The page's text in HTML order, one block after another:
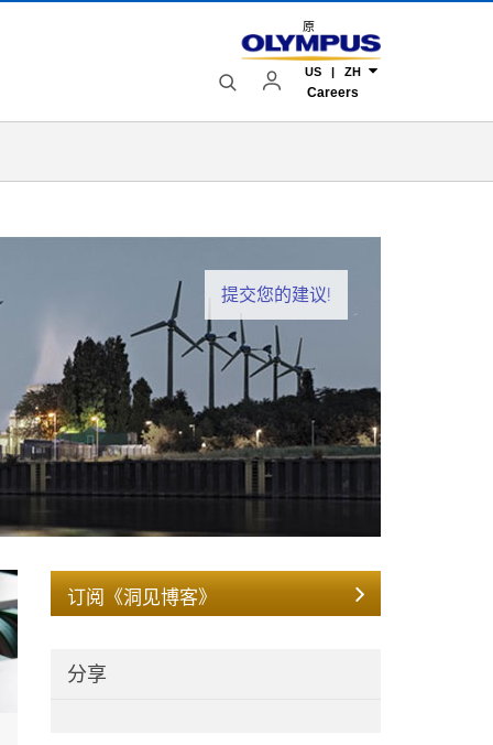
原
US | ZH
Careers
提交您的建议!
订阅《洞见博客》
分享